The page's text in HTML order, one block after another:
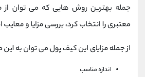
جمله بهترین روش هایی که می توان
معتبری را انتخاب کرد، بررسی مزایا و
از جمله مزایای این کیف پول می توان به این
اندازه مناسب